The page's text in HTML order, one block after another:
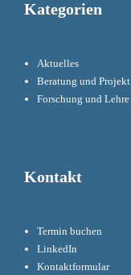
Kategorien
Aktuelles
Beratung und Projekt
Forschung und Lehre
Kontakt
Termin buchen
LinkedIn
Kontaktformular